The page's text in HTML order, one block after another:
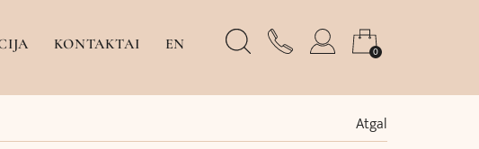
KONTAKTAI EN 0
Atgal